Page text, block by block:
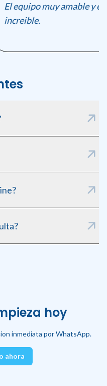
El equipo muy amable y el
increible.
hoy
inmediata por WhatsApp.
ahora